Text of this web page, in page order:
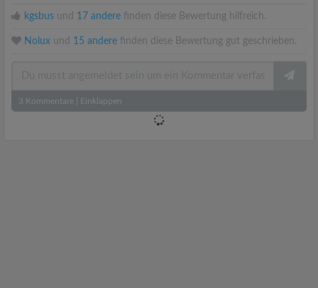
kgsbus und 17 andere finden diese Bewertung hilfreich.
Nolux und 15 andere finden diese Bewertung gut geschrieben.
3 Kommentare Einklappen